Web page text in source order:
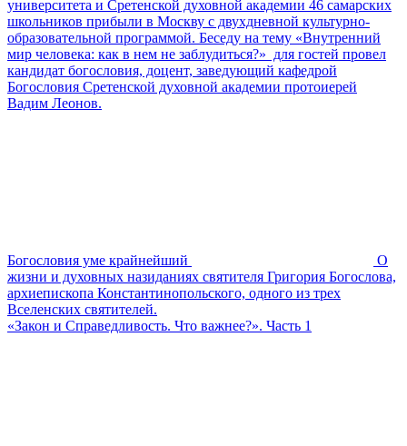
университета и Сретенской духовной академии 46 самарских
школьников прибыли в Москву с двухдневной культурно-
образовательной программой. Беседу на тему «Внутренний
мир человека: как в нем не заблудиться?» для гостей провел
кандидат богословия, доцент, заведующий кафедрой
Богословия Сретенской духовной академии протоиерей
Вадим Леонов.
Богословия уме крайнейший
О
жизни и духовных назиданиях святителя Григория Богослова,
архиепископа Константинопольского, одного из трех
Вселенских святителей.
«Закон и Справедливость. Что важнее?». Часть 1